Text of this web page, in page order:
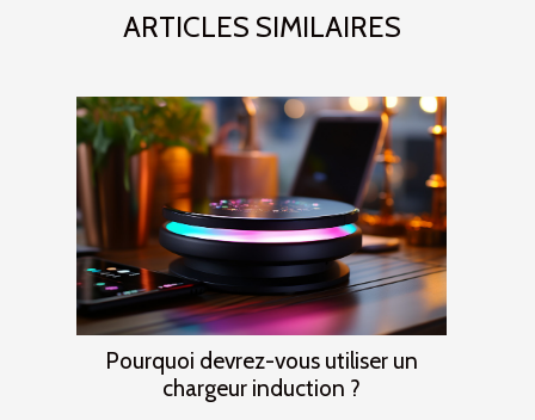
ARTICLES SIMILAIRES
Pourquoi devrez-vous utiliser un
chargeur induction ?